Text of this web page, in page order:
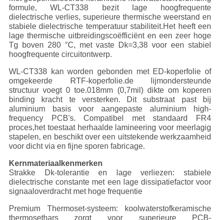
formule, WL-CT338 bezit lage hoogfrequente
dielectrische verlies, superieure thermische weerstand en
stabiele dielectrische temperatuur stabiliteit.Het heeft een
lage thermische uitbreidingscoëfficiënt en een zeer hoge
Tg boven 280 °C, met vaste Dk=3,38 voor een stabiel
hoogfrequente circuitontwerp.
WL-CT338 kan worden gebonden met ED-koperfolie of
omgekeerde RTF-koperfolie.de lijmondersteunde
structuur voegt 0 toe.018mm (0,7mil) dikte om koperen
binding kracht te versterken. Dit substraat past bij
aluminium basis voor aangepaste aluminium high-
frequency PCB's. Compatibel met standaard FR4
proces,het toestaat herhaalde lamineering voor meerlagig
stapelen, en beschikt over een uitstekende werkzaamheid
voor dicht via en fijne sporen fabricage.
Kernmateriaalkenmerken
Strakke Dk-tolerantie en lage verliezen: stabiele
dielectrische constante met een lage dissipatiefactor voor
signaaloverdracht met hoge frequentie
Premium Thermoset-systeem: koolwaterstofkeramische
thermosethars zorgt voor superieure PCB-